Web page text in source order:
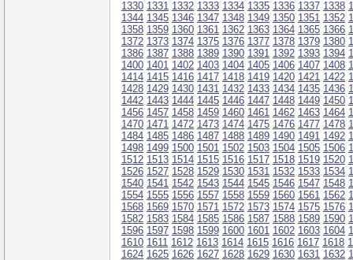
1330 1331 1332 1333 1334 1335 1336 1337 1338
1344 1345 1346 1347 1348 1349 1350 1351 1352
1358 1359 1360 1361 1362 1363 1364 1365 1366
1372 1373 1374 1375 1376 1377 1378 1379 1380
1386 1387 1388 1389 1390 1391 1392 1393 1394
1400 1401 1402 1403 1404 1405 1406 1407 1408
1414 1415 1416 1417 1418 1419 1420 1421 1422
1428 1429 1430 1431 1432 1433 1434 1435 1436
1442 1443 1444 1445 1446 1447 1448 1449 1450
1456 1457 1458 1459 1460 1461 1462 1463 1464
1470 1471 1472 1473 1474 1475 1476 1477 1478
1484 1485 1486 1487 1488 1489 1490 1491 1492
1498 1499 1500 1501 1502 1503 1504 1505 1506
1512 1513 1514 1515 1516 1517 1518 1519 1520
1526 1527 1528 1529 1530 1531 1532 1533 1534
1540 1541 1542 1543 1544 1545 1546 1547 1548
1554 1555 1556 1557 1558 1559 1560 1561 1562
1568 1569 1570 1571 1572 1573 1574 1575 1576
1582 1583 1584 1585 1586 1587 1588 1589 1590
1596 1597 1598 1599 1600 1601 1602 1603 1604
1610 1611 1612 1613 1614 1615 1616 1617 1618
1624 1625 1626 1627 1628 1629 1630 1631 1632